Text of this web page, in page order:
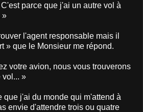
parce que j'ai un autre vol à
»
l'agent responsable mais il
» que le Monsieur me répond.
votre avion, nous vous trouverons
vol... »
que j'ai du monde qui m'attend à
envie d'attendre trois ou quatre